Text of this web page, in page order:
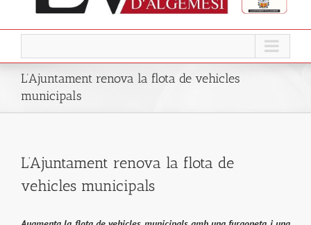
L’Ajuntament renova la flota de vehicles
municipals
L’Ajuntament renova la flota de
vehicles municipals